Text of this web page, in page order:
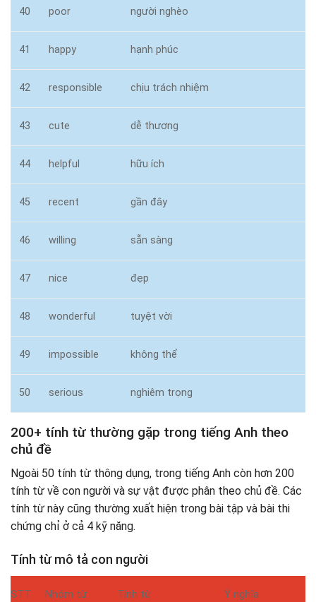
40 poor người nghèo
41 happy hạnh phúc
42 responsible chịu trách nhiệm
43 cute dễ thương
44 helpful hữu ích
45 recent gần đây
46 willing sẵn sàng
47 nice đẹp
48 wonderful tuyệt vời
49 impossible không thể
50 serious nghiêm trọng
200+ tính từ thường gặp trong tiếng Anh theo
chủ đề
Ngoài 50 tính từ thông dụng, trong tiếng Anh còn hơn 200
tính từ về con người và sự vật được phân theo chủ đề. Các
tính từ này cũng thường xuất hiện trong bài tập và bài thi
chứng chỉ ở cả 4 kỹ năng.
Tính từ mô tả con người
STT Nhóm từ Tính từ Ý nghĩa